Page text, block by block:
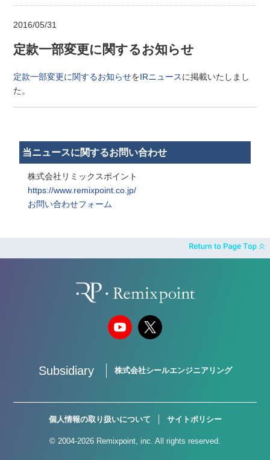
2016/05/31
定款一部変更に関するお知らせ
定款一部変更に関するお知らせをIRニュースに掲載いたしまし
た。
当ニュースに関するお問い合わせ
株式会社リミックスポイント
https://www.remixpoint.co.jp/
お問い合わせフォーム
Subsidiary 株式会社シールエンジニアリング
個人情報の取り扱いについて サイトポリシー
© 2004-2026 Remixpoint, inc. All rights reserved.